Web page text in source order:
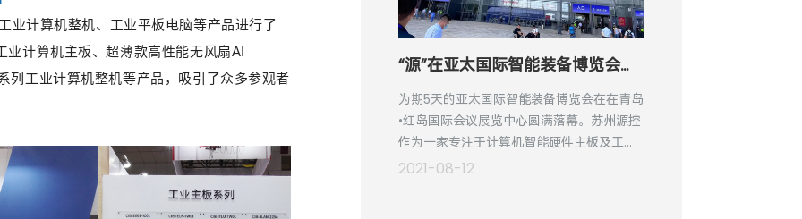
业计算机整机、工业平板电脑等产品进行了
计算机主板、超薄款高性能无风扇AI
列工业计算机整机等产品，吸引了众多参观者
“源”在亚太国际智能装备博览会，“控”在工业智能核心驱动力
为期5天的亚太国际智能装备博览会在在青岛
•红岛国际会议展览中心圆满落幕。苏州源控
作为一家专注于计算机智能硬件主板及工业
计算机系统的设计、研发和技术服务的方案
2021-08-12